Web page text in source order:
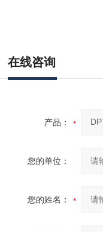
在线咨询
产品：
您的单位：
您的姓名：